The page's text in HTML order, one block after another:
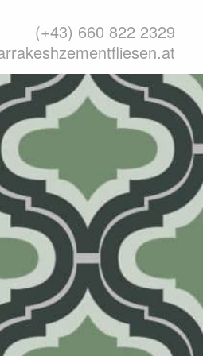
(+43) 660 822 2329